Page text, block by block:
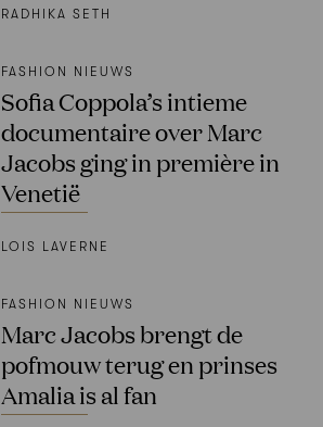
RADHIKA SETH
FASHION NIEUWS
Sofia Coppola’s intieme
documentaire over Marc
Jacobs ging in première in
Venetië
LOIS LAVERNE
FASHION NIEUWS
Marc Jacobs brengt de
pofmouw terug en prinses
Amalia is al fan